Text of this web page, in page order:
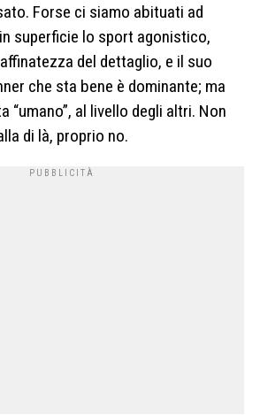
Forse ci siamo abituati ad
superficie lo sport agonistico,
del dettaglio, e il suo
che sta bene è dominante; ma
“umano”, al livello degli altri. Non
di là, proprio no.